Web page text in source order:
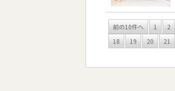
前の10件へ 1 2
18
19 20 21